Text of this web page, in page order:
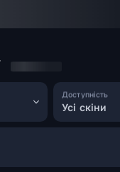
Усі скіни
Доступність